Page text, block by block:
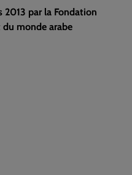
par la Fondation
du monde arabe